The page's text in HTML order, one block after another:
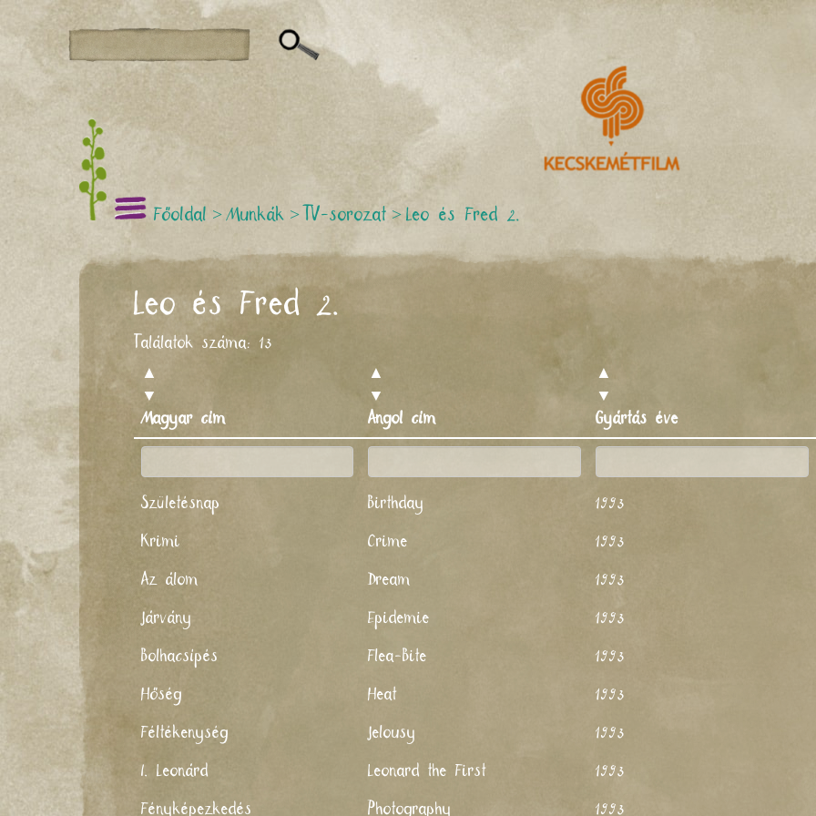
Főoldal > Munkák > TV-sorozat > Leo és Fred 2.
Leo és Fred 2.
Találatok száma: 13
▲
▼
Magyar cím
▲
▼
Angol cím
▲
▼
Gyártás éve
Születésnap Birthday 1993
Krimi Crime 1993
Az álom Dream 1993
Járvány Epidemie 1993
Bolhacsípés Flea-Bite 1993
Hőség Heat 1993
Féltékenység Jelousy 1993
I. Leonárd Leonard the First 1993
Fényképezkedés Photography 1993